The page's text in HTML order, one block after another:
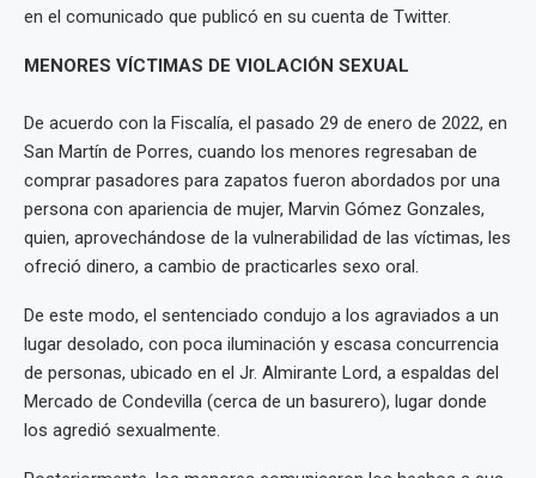
en el comunicado que publicó en su cuenta de Twitter.
MENORES VÍCTIMAS DE VIOLACIÓN SEXUAL
De acuerdo con la Fiscalía, el pasado 29 de enero de 2022, en
San Martín de Porres, cuando los menores regresaban de
comprar pasadores para zapatos fueron abordados por una
persona con apariencia de mujer, Marvin Gómez Gonzales,
quien, aprovechándose de la vulnerabilidad de las víctimas, les
ofreció dinero, a cambio de practicarles sexo oral.
De este modo, el sentenciado condujo a los agraviados a un
lugar desolado, con poca iluminación y escasa concurrencia
de personas, ubicado en el Jr. Almirante Lord, a espaldas del
Mercado de Condevilla (cerca de un basurero), lugar donde
los agredió sexualmente.